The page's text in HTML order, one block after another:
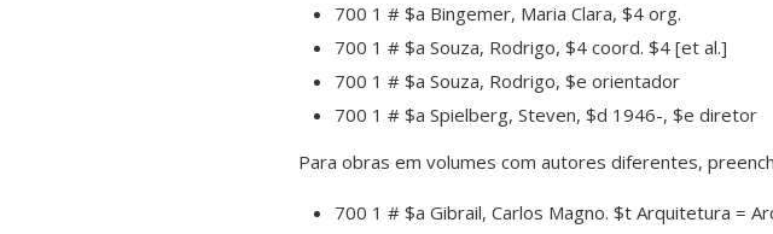
700 1 # $a Bingemer, Maria Clara, $4 org.
700 1 # $a Souza, Rodrigo, $4 coord. $4 [et al.]
700 1 # $a Souza, Rodrigo, $e orientador
700 1 # $a Spielberg, Steven, $d 1946-, $e diretor
Para obras em volumes com autores diferentes,
700 1 # $a Gibrail, Carlos Magno. $t Arquitetura =